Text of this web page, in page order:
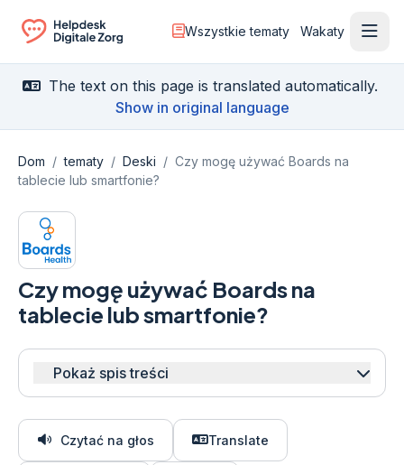
Ga naar de homepagina
Wszystkie tematy Wakaty
The text on this page is translated automatically.
Show in original language
Dom / tematy / Deski / Czy mogę używać Boards na
tablecie lub smartfonie?
Czy mogę używać Boards na
tablecie lub smartfonie?
Pokaż spis treści
Czytać na głos Translate